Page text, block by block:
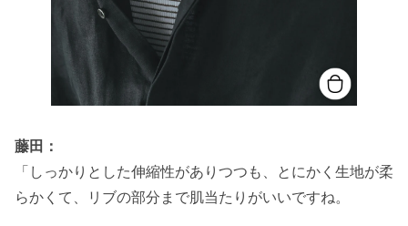
藤田：
「しっかりとした伸縮性がありつつも、とにかく生地が柔
らかくて、リブの部分まで肌当たりがいいですね。